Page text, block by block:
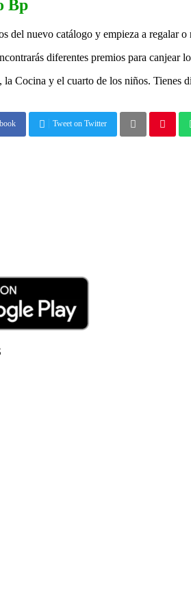
Bp
del nuevo catálogo y empieza a regalar o
diferentes premios para canjear
Cocina y el cuarto de los niños. Tienes
Tweet on Twitter